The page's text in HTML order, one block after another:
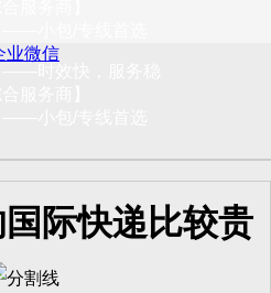
时效快，服务稳
小包/专线首选
业微信
际快递比较贵